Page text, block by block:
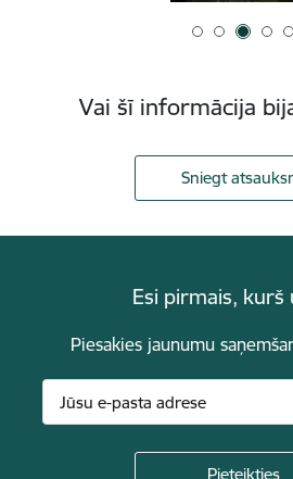
Vai šī informācija
Sniegt
Esi pirmais, kurš
Piesakies jaunumu